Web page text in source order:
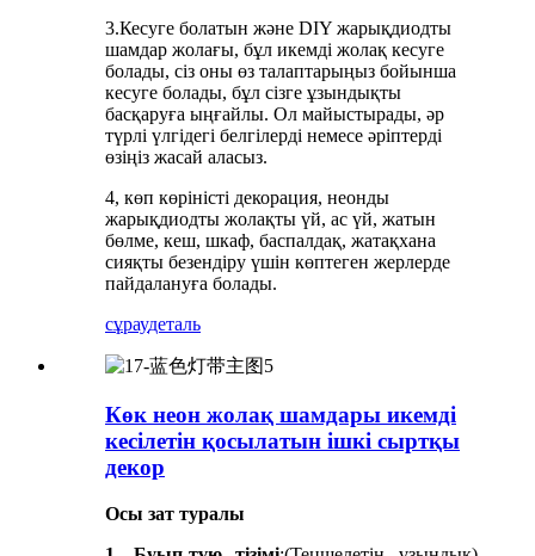
3.Кесуге болатын және DIY жарықдиодты
шамдар жолағы, бұл икемді жолақ кесуге
болады, сіз оны өз талаптарыңыз бойынша
кесуге болады, бұл сізге ұзындықты
басқаруға ыңғайлы. Ол майыстырады, әр
түрлі үлгідегі белгілерді немесе әріптерді
өзіңіз жасай аласыз.
4, көп көріністі декорация, неонды
жарықдиодты жолақты үй, ас үй, жатын
бөлме, кеш, шкаф, баспалдақ, жатақхана
сияқты безендіру үшін көптеген жерлерде
пайдалануға болады.
сұраудеталь
Көк неон жолақ шамдары икемді
кесілетін қосылатын ішкі сыртқы
декор
Осы зат туралы